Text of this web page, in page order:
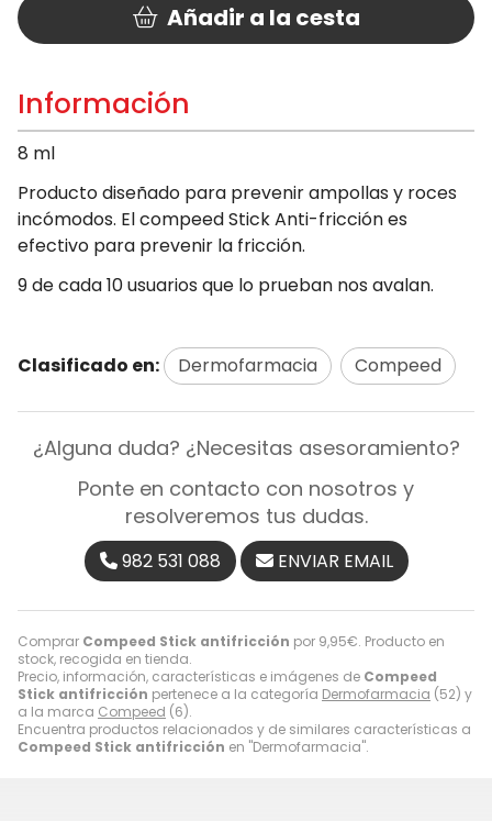
Añadir a la cesta
Comprar Compeed Stick antifricción por 9,95€. Producto en
stock, recogida en tienda.
Precio, información, características e imágenes de Compeed
Stick antifricción pertenece a la categoría Dermofarmacia (52) y
a la marca Compeed (6).
Encuentra productos relacionados y de similares características a
Compeed Stick antifricción en "Dermofarmacia".
Información
8 ml
Producto diseñado para prevenir ampollas y roces
incómodos. El compeed Stick Anti-fricción es
efectivo para prevenir la fricción.
9 de cada 10 usuarios que lo prueban nos avalan.
Clasificado en: Dermofarmacia Compeed
¿Alguna duda? ¿Necesitas asesoramiento?
Ponte en contacto con nosotros y
resolveremos tus dudas.
982 531 088 ENVIAR EMAIL